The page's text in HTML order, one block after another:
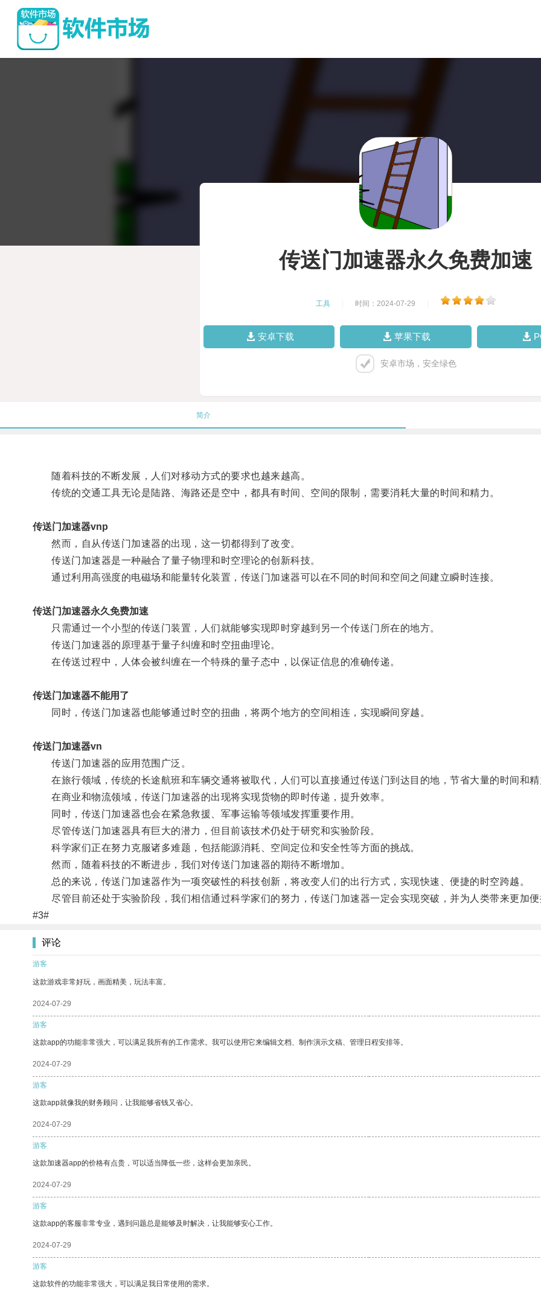
传送门加速器永久免费加速
工具 时间：2024-07-29
安卓下载 苹果下载
安卓市场，安全绿色
简介
随着科技的不断发展，人们对移动方式的要求也越来越高。
传统的交通工具无论是陆路、海路还是空中，都具有时间、空间的限制，需要消耗大量的时间和精力。
传送门加速器vnp
然而，自从传送门加速器的出现，这一切都得到了改变。
传送门加速器是一种融合了量子物理和时空理论的创新科技。
通过利用高强度的电磁场和能量转化装置，传送门加速器可以在不同的时间和空间之间建立瞬时连接。
传送门加速器永久免费加速
只需通过一个小型的传送门装置，人们就能够实现即时穿越到另一个传送门所在的地方。
传送门加速器的原理基于量子纠缠和时空扭曲理论。
在传送过程中，人体会被纠缠在一个特殊的量子态中，以保证信息的准确传递。
传送门加速器不能用了
同时，传送门加速器也能够通过时空的扭曲，将两个地方的空间相连，实现瞬间穿越。
传送门加速器vn
传送门加速器的应用范围广泛。
在旅行领域，传统的长途航班和车辆交通将被取代，人们可以直接通过传送门到达目的地，节省大量的时间和
在商业和物流领域，传送门加速器的出现将实现货物的即时传递，提升效率。
同时，传送门加速器也会在紧急救援、军事运输等领域发挥重要作用。
尽管传送门加速器具有巨大的潜力，但目前该技术仍处于研究和实验阶段。
科学家们正在努力克服诸多难题，包括能源消耗、空间定位和安全性等方面的挑战。
然而，随着科技的不断进步，我们对传送门加速器的期待不断增加。
总的来说，传送门加速器作为一项突破性的科技创新，将改变人们的出行方式，实现快速、便捷的时空跨越。
尽管目前还处于实验阶段，我们相信通过科学家们的努力，传送门加速器一定会实现突破，并为人类带来更加
#3#
评论
游客
这款游戏非常好玩，画面精美，玩法丰富。
2024-07-29
游客
这款app的功能非常强大，可以满足我所有的工作需求。我可以使用它来编辑文档、制作演示文稿、管理日程安排等。
2024-07-29
游客
这款app就像我的财务顾问，让我能够省钱又省心。
2024-07-29
游客
这款加速器app的价格有点贵，可以适当降低一些，这样会更加亲民。
2024-07-29
游客
这款app的客服非常专业，遇到问题总是能够及时解决，让我能够安心工作。
2024-07-29
游客
这款软件的功能非常强大，可以满足我日常使用的需求。